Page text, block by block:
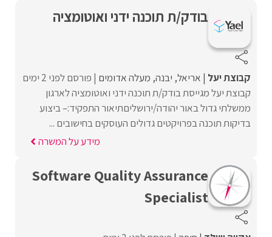
בודק/ת תוכנה ידני ואוטומציה
קבוצת יעל אריאל יבנה מעלה אדומים פורסם לפני 2 ימים
קבוצת יעל מגייסת בודק/ת תוכנה ידני ואוטומציה לארגון
ממשלתי גדול באור יהודה/ירושליםתיאור התפקיד:– ביצוע
בדיקות תוכנה בפרויקטים גדולים העוסקים בחישובים ...
מידע על המשרה
Software Quality Assurance
Specialist